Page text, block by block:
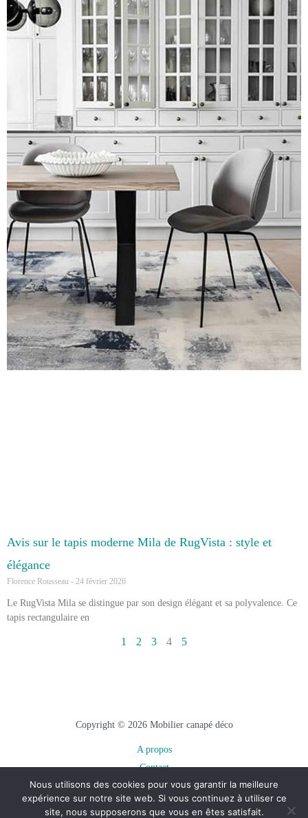
Avis sur le tapis moderne Mila de RugVista : style et
élégance
Florence Rousseau 24 février 2026
Le RugVista Mila se distingue par son design élégant et sa polyvalence. Ce
tapis rectangulaire en
1 2 3 4 5
Copyright © 2026 Mobilier canapé déco
A propos
Contact
Plan du site
Mentions légales
Nous utilisons des cookies pour vous garantir la meilleure
expérience sur notre site web. Si vous continuez à utiliser ce
site, nous supposerons que vous en êtes satisfait.